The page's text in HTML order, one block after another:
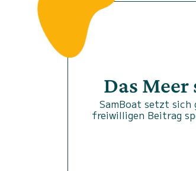
Das
SamBoat setzt sich
freiwilligen Beitrag